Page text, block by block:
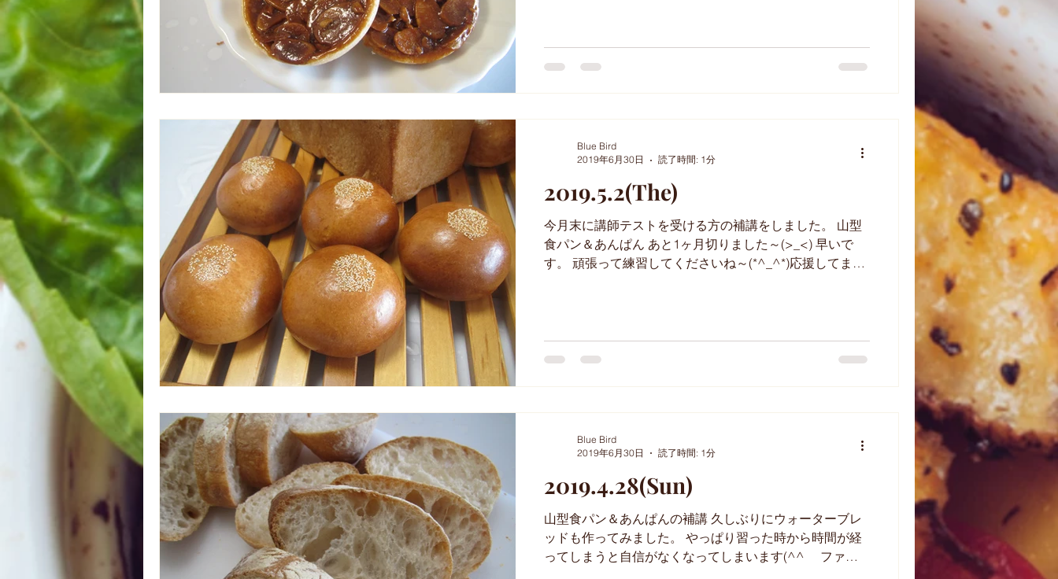
2019.5.2(The)
今月末に講師テストを受ける方の補講をしました。 山型
食パン＆あんぱん あと1ヶ月切りました～(>_<) 早いで
す。 頑張って練習してくださいね～(*^_^*)応援してます
Blue Bird
2019年6月30日
読了時間: 1分
2019.4.28(Sun)
山型食パン＆あんぱんの補講 久しぶりにウォーターブレ
ッドも作ってみました。 やっぱり習った時から時間が経
ってしまうと自信がなくなってしまいます(^^ゞ ファミ
Blue Bird
2019年6月30日
読了時間: 1分